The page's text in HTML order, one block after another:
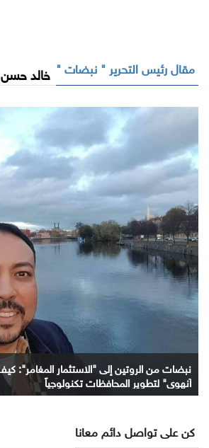
مقال رئيس التحرير " نبضات " خالد حسن
نبضات من الروتين إلى "الاستثمار المغامر":
آنهوي" لتطوير المحافظات تكنولوجياً
كن على تواصل دائم معانا